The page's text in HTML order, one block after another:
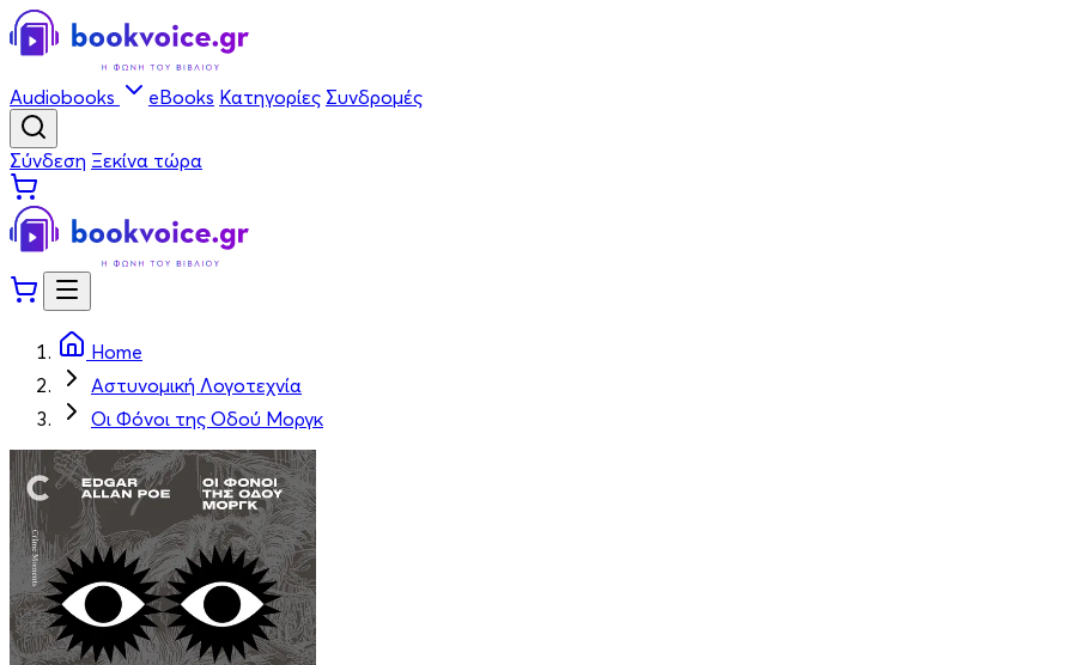
Audiobooks eBooks Κατηγορίες Συνδρομές
Σύνδεση Ξεκίνα τώρα
Home
Αστυνομική Λογοτεχνία
Οι Φόνοι της Οδού Μοργκ